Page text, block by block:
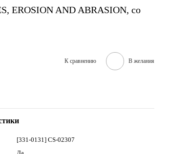
EROSION AND ABRASION, со
К сравнению В желания
[331-0131] CS-02307